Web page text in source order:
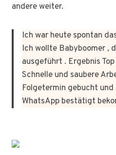
andere weiter.
Ich war heute spontan
Ich wollte Babyboomer ,
ausgeführt . Ergebnis
Schnelle und saubere
Folgetermin gebucht
WhatsApp bestätigt